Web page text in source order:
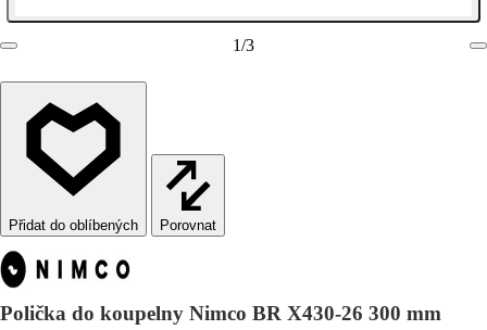
1/3
Porovnat
Polička do koupelny Nimco BR X430-26 300 mm